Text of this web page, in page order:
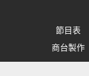
節目表
商台製作